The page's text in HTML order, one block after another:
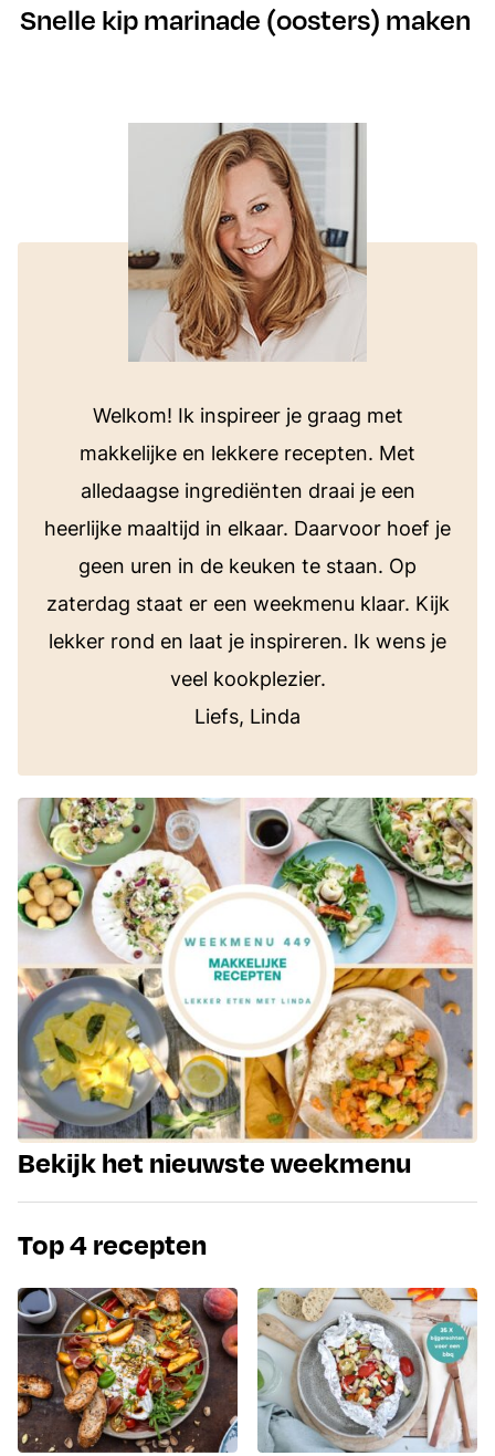
Snelle kip marinade (oosters) maken
Welkom! Ik inspireer je graag met
makkelijke en lekkere recepten. Met
alledaagse ingrediënten draai je een
heerlijke maaltijd in elkaar. Daarvoor hoef je
geen uren in de keuken te staan. Op
zaterdag staat er een weekmenu klaar. Kijk
lekker rond en laat je inspireren. Ik wens je
veel kookplezier.
Liefs, Linda
Bekijk het nieuwste weekmenu
Top 4 recepten